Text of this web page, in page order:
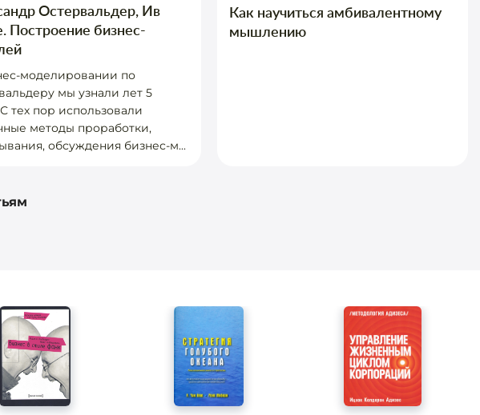
Остервальдер, Ив
Построение бизнес-
моделировании по
мы узнали лет 5
тех пор использовали
методы проработки,
обсуждения бизнес-м...
Как научиться амбивалентному
мышлению